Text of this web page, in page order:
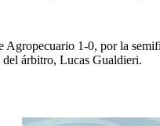
Agropecuario 1-0, por la
árbitro, Lucas Gualdieri.